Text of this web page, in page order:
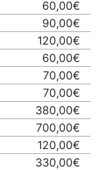
60,00€
90,00€
120,00€
60,00€
70,00€
70,00€
380,00€
700,00€
120,00€
330,00€